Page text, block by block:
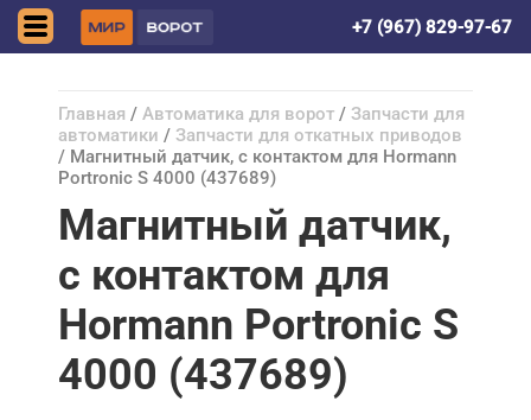
+7 (967) 829-97-67
Главная / Автоматика для ворот / Запчасти для
автоматики / Запчасти для откатных приводов
/ Магнитный датчик, с контактом для Hormann
Portronic S 4000 (437689)
Магнитный датчик,
с контактом для
Hormann Portronic S
4000 (437689)